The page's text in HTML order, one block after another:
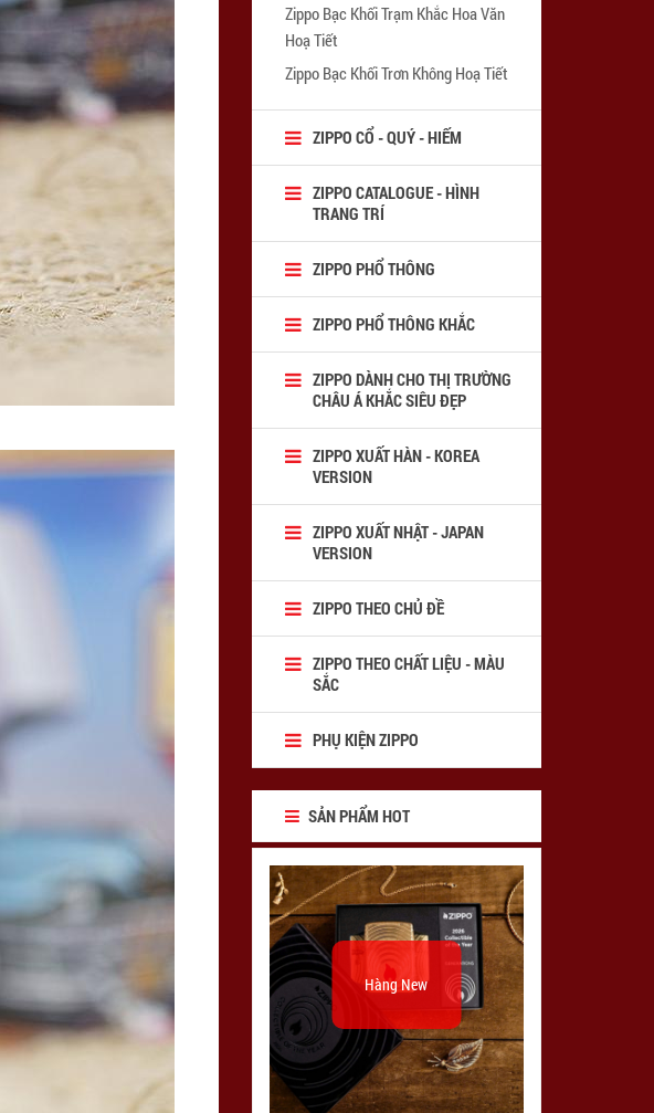
Zippo Bạc Khối Trạm Khắc Hoa Văn
Hoạ Tiết
Zippo Bạc Khối Trơn Không Hoạ Tiết
ZIPPO CỔ - QUÝ - HIẾM
ZIPPO CATALOGUE - HÌNH
TRANG TRÍ
ZIPPO PHỔ THÔNG
ZIPPO PHỔ THÔNG KHẮC
ZIPPO DÀNH CHO THỊ TRƯỜNG
CHÂU Á KHẮC SIÊU ĐẸP
ZIPPO XUẤT HÀN - KOREA
VERSION
ZIPPO XUẤT NHẬT - JAPAN
VERSION
ZIPPO THEO CHỦ ĐỀ
ZIPPO THEO CHẤT LIỆU - MÀU
SẮC
PHỤ KIỆN ZIPPO
SẢN PHẨM HOT
Hàng New